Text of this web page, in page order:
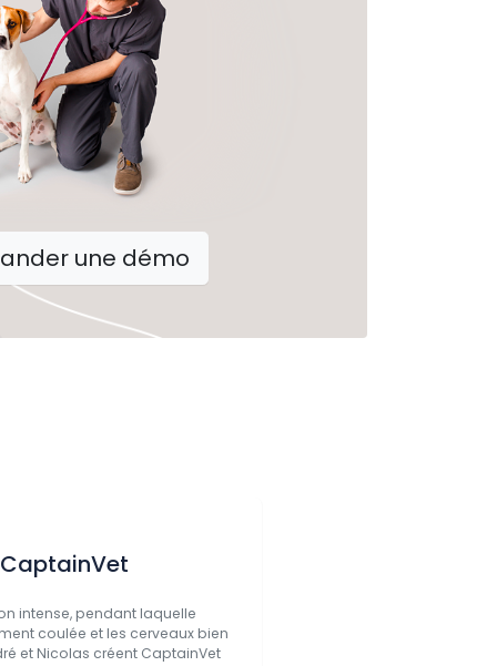
une démo
intense, pendant laquelle
coulée et les cerveaux bien
et Nicolas créent CaptainVet